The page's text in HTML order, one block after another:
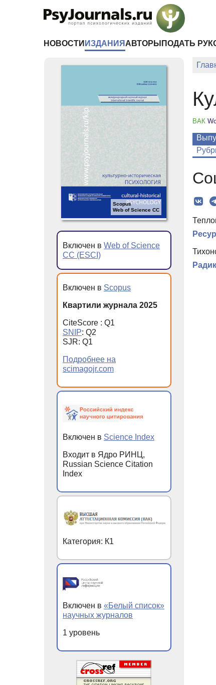
НОВОСТИ ИЗДАНИЯ АВТОРЫ ПОДАТЬ
ВАК
Scopus
Web of Science CC
Включен в Web of Science
CC (ESCI)
Включен в Scopus
Квартили журнала 2025
CiteScore : Q1
SNIP: Q2
SJR: Q1
Подробнее на
scimagojr.com
Включен в Science Index
Входит в Ядро РИНЦ,
Russian Science Citation
Index
Категория: К1
Включен в «Белый список»
научных журналов
1 уровень